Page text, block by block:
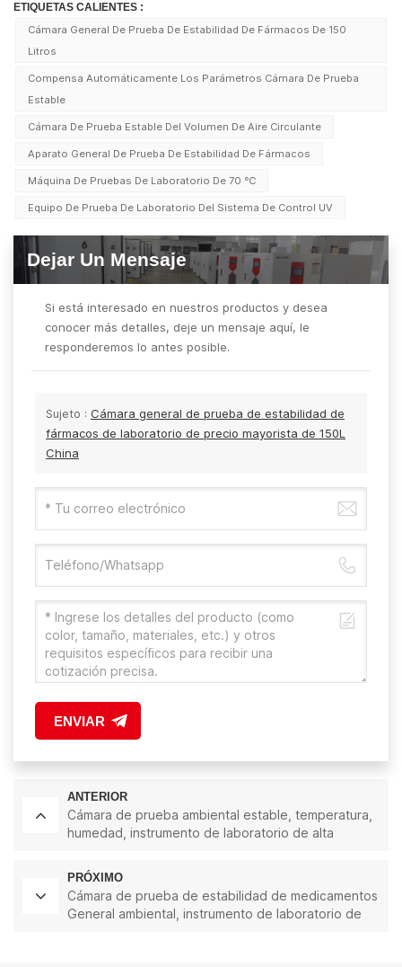
ETIQUETAS CALIENTES :
Cámara General De Prueba De Estabilidad De Fármacos De 150
Litros
Compensa Automáticamente Los Parámetros Cámara De Prueba
Estable
Cámara De Prueba Estable Del Volumen De Aire Circulante
Aparato General De Prueba De Estabilidad De Fármacos
Máquina De Pruebas De Laboratorio De 70 ℃
Equipo De Prueba De Laboratorio Del Sistema De Control UV
Dejar Un Mensaje
Si está interesado en nuestros productos y desea
conocer más detalles, deje un mensaje aquí, le
responderemos lo antes posible.
Sujeto : Cámara general de prueba de estabilidad de
fármacos de laboratorio de precio mayorista de 150L
China
ENVIAR
ANTERIOR
Cámara de prueba ambiental estable, temperatura,
humedad, instrumento de laboratorio de alta
PRÓXIMO
Cámara de prueba de estabilidad de medicamentos
General ambiental, instrumento de laboratorio de